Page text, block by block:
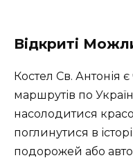
Відкриті
Костел Св. Антонія
маршрутів по
насолодитися
поглинутися в
подорожей або